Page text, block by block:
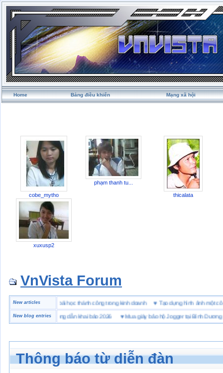
Home Bảng điều khiển Mạng xã hội
cobe_mytho
phạm thanh tu...
thicalata
xuxusp2
VnVista Forum
New articles
biệt” của Microsoft ♥4 bài học thành công trong kinh doanh♥Tạo dựng hình ảnh
New blog entries
hải quan là gì? Hướng dẫn khai báo 2026♥ Mua giày bảo hộ Jogger tại Bình Dương ở
Thông báo từ diễn đàn